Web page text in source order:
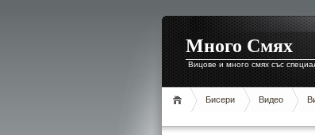
Много Смях
Вицове и много смях със
Бисери Видео